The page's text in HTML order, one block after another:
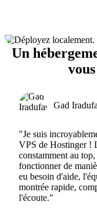
Un
Gad
"Je suis
VPS de Hostinger !
constamment au
fonctionner de
eu besoin d'aide,
montrée rapide,
l'écoute."